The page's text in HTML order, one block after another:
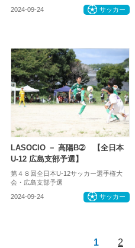
2024-09-24 サッカー
LASOCIO － 高陽B➁ 【全日本
U-12 広島支部予選】
第４８回全日本U-12サッカー選手権大
会・広島支部予選
2024-09-24 サッカー
1 2